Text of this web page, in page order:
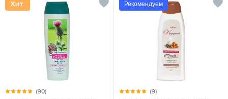
(90)
Рекомендуем
(9)